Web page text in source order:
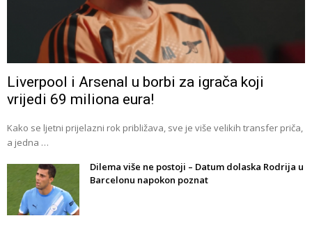
Liverpool i Arsenal u borbi za igrača koji
vrijedi 69 miliona eura!
Kako se ljetni prijelazni rok približava, sve je više velikih transfer priča,
a jedna …
Dilema više ne postoji – Datum dolaska Rodrija u
Barcelonu napokon poznat